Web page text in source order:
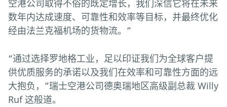
空港公司取得不俗的既定增长，我们深信它将在未来
数年内达成速度、可靠性和效率等目标，并最终优化
经由法兰克福机场的货物流。”
“通过选择罗地格工业，足以印证我们为全球客户提
供优质服务的承诺以及我们在效率和可靠性方面的远
大抱负，”瑞士空港公司德奥瑞地区高级副总裁 Willy
Ruf 这般道。